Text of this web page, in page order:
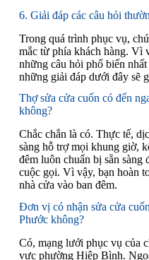
6. Giải đáp các câu hỏi
Trong quá trình phục vụ,
mắc từ phía khách hàng. Vì
những câu hỏi phổ biến
những giải đáp dưới đây sẽ
Thợ sửa cửa cuốn có đến
không?
Chắc chắn là có. Thực tế,
sàng hỗ trợ mọi khung giờ,
đêm luôn chuẩn bị sẵn
cuộc gọi. Vì vậy, bạn hoàn
nhà cửa vào ban đêm.
Đơn vị có nhận sửa cửa
Phước không?
Có, mạng lưới phục vụ của
vực phường Hiệp Bình.